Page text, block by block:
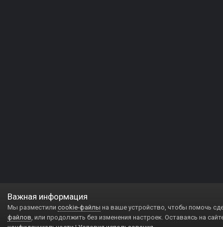
Важная информация
Мы разместили cookie-файлы на ваше устройство, чтобы помочь
файлов, или продолжить без изменения настроек. Оставаясь на